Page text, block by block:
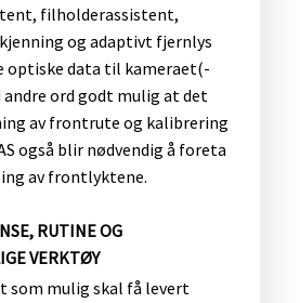
filholderassistent,
og adaptivt fjernlys
optiske data til kameraet(-
andre ord godt mulig at det
av frontrute og kalibrering
også blir nødvendig å foreta
av frontlyktene.
RUTINE OG
VERKTØY
som mulig skal få levert